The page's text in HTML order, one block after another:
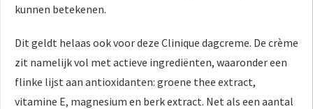
kunnen betekenen.
Dit geldt helaas ook voor deze Clinique dagcreme. De crème
zit namelijk vol met actieve ingrediënten, waaronder een
flinke lijst aan antioxidanten: groene thee extract,
vitamine E, magnesium en berk extract. Net als een aantal